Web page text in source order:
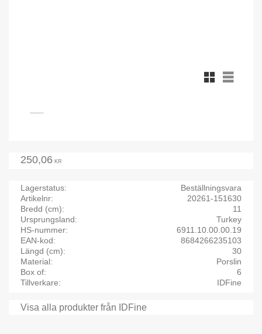
Rutnätsvy
Listvy
250,06 KR
Lagerstatus
Beställningsvara
Artikelnr
20261-151630
Bredd (cm)
11
Ursprungsland
Turkey
HS-nummer
6911.10.00.00.19
EAN-kod
8684266235103
Längd (cm)
30
Material
Porslin
Box of
6
Tillverkare
IDFine
Visa alla produkter från IDFine